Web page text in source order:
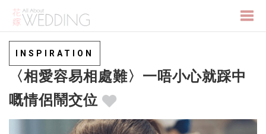
INSPIRATION
〈相愛容易相處難〉一唔小心就踩中
嘅情侶鬧交位